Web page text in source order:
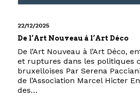
22/12/2025
De l’Art Nouveau à l’Art Déco
De l’Art Nouveau à l’Art Déco,
et ruptures dans les politiques
bruxelloises Par Serena
de l’Association Marcel Hicter
des…